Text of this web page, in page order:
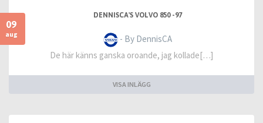
09
aug
DENNISCA'S VOLVO 850 -97
- By DennisCA
De här känns ganska oroande, jag kollade[…]
VISA INLÄGG